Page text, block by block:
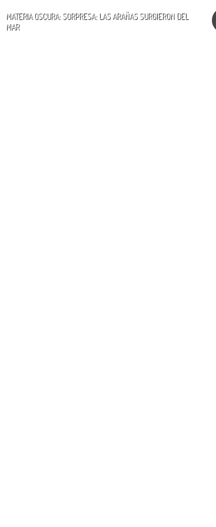
MATERIA OSCURA: SORPRESA: LAS ARAÑAS SURGIERON DEL
MAR